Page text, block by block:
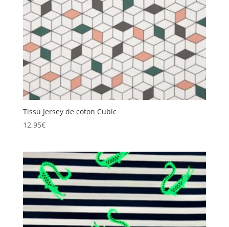
Tissu Jersey de coton Cubic
12,95€